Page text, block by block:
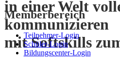
in einer Welt
kommunizieren
mitSoftskills
Memberbereich
Teilnehmer-Login
Schüler-Login
Bildungscenter-Login